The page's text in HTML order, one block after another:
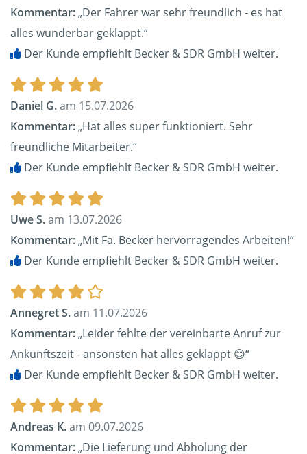
Kommentar:„Der Fahrer war sehr freundlich - es hat
alles wunderbar geklappt.“
Der Kunde empfiehlt Becker & SDR GmbH weiter.
Daniel G.am 15.07.2026
Kommentar:„Hat alles super funktioniert. Sehr
freundliche Mitarbeiter.“
Der Kunde empfiehlt Becker & SDR GmbH weiter.
Uwe S.am 13.07.2026
Kommentar:„Mit Fa. Becker hervorragendes Arbeiten!“
Der Kunde empfiehlt Becker & SDR GmbH weiter.
Annegret S.am 11.07.2026
Kommentar:„Leider fehlte der vereinbarte Anruf zur
Ankunftszeit - ansonsten hat alles geklappt 😊“
Der Kunde empfiehlt Becker & SDR GmbH weiter.
Andreas K.am 09.07.2026
Kommentar:„Die Lieferung und Abholung der